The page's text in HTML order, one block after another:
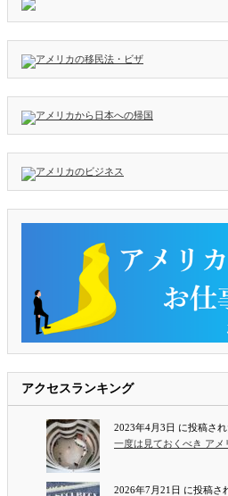
アクセスランキング
2023年4月3日 に投稿され
一度は見ておくべき アメ
2026年7月21日 に投稿さ